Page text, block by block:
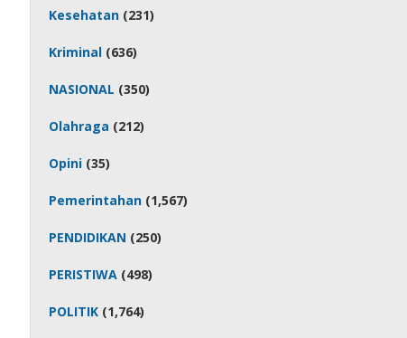
Kesehatan (231)
Kriminal (636)
NASIONAL (350)
Olahraga (212)
Opini (35)
Pemerintahan (1,567)
PENDIDIKAN (250)
PERISTIWA (498)
POLITIK (1,764)